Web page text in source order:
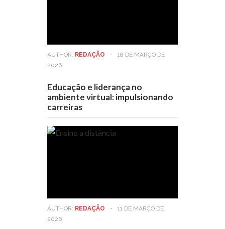
AUTHOR: REDAÇÃO -
18 DE MARÇO DE
2026
Educação e liderança no
ambiente virtual: impulsionando
carreiras
AUTHOR: REDAÇÃO -
11 DE MARÇO DE
2026